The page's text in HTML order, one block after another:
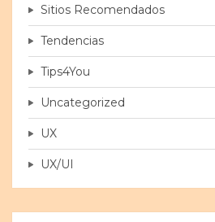
Sitios Recomendados
Tendencias
Tips4You
Uncategorized
UX
UX/UI